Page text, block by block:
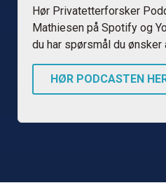
Hør Privatetterforsker
Mathiesen på Spotify og
du har spørsmål du ønsker
HØR PODCASTEN